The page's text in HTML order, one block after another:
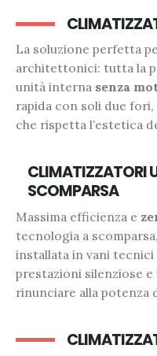
La soluzione perfetta
architettonici: tutta la
unità interna senza
rapida con soli due
che rispetta l’estetica
CLIMATIZZATORI
SCOMPARSA
Massima efficienza e
tecnologia a
installata in vani
prestazioni silenziose
rinunciare alla potenza